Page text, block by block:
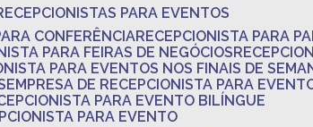
RECEPCIONISTAS PARA EVENTOS
CONFERÊNCIA
RECEPCIONISTA PARA
PARA FEIRAS DE NEGÓCIOS
PARA EVENTOS NOS FINAIS DE
EMPRESA DE RECEPCIONISTA PARA
PARA EVENTO BILÍNGUE
PARA EVENTO